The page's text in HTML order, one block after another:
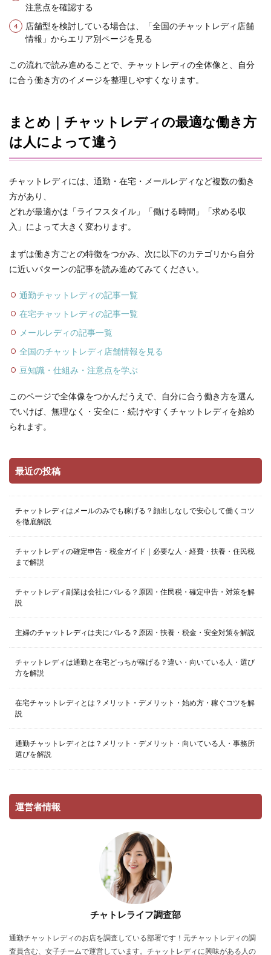
注意点を確認する
店舗型を検討している場合は、「全国のチャットレディ店舗
情報」からエリア別ページを見る
この流れで読み進めることで、チャットレディの全体像と、自分
に合う働き方のイメージを整理しやすくなります。
まとめ｜チャットレディの最適な働き方
は人によって違う
チャットレディには、通勤・在宅・メールレディなど複数の働き
方があり、
どれが最適かは「ライフスタイル」「働ける時間」「求める収
入」によって大きく変わります。
まずは働き方ごとの特徴をつかみ、次に以下のカテゴリから自分
に近いパターンの記事を読み進めてみてください。
通勤チャットレディの記事一覧
在宅チャットレディの記事一覧
メールレディの記事一覧
全国のチャットレディ店舗情報を見る
豆知識・仕組み・注意点を学ぶ
このページで全体像をつかんだうえで、自分に合う働き方を選ん
でいけば、無理なく・安全に・続けやすくチャットレディを始め
られます。
最近の投稿
チャットレディはメールのみでも稼げる？顔出しなしで安心して働くコツ
を徹底解説
チャットレディの確定申告・税金ガイド｜必要な人・経費・扶養・住民税
まで解説
チャットレディ副業は会社にバレる？原因・住民税・確定申告・対策を解
説
主婦のチャットレディは夫にバレる？原因・扶養・税金・安全対策を解説
チャットレディは通勤と在宅どっちが稼げる？違い・向いている人・選び
方を解説
在宅チャットレディとは？メリット・デメリット・始め方・稼ぐコツを解
説
通勤チャットレディとは？メリット・デメリット・向いている人・事務所
選びを解説
運営者情報
チャトレライフ調査部
通勤チャットレディのお店を調査している部署です！元チャットレディの調
査員含む、女子チームで運営しています。チャットレディに興味がある人の